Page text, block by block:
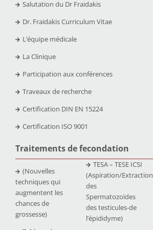
Salutation du Dr Fraidakis
Dr. Fraidakis Curriculum Vitae
L’équipe médicale
La Clinique
Participation aux conférences
Traveaux de recherche
Certification DIN EN 15224
Certification ISO 9001
Traitements de fecondation
(Nouvelles
techniques qui
augmentent les
chances de
grossesse)
TESA – TESE ICSI
(Aspiration/Extraction
des
Spermatozoïdes
des testicules-de
l’épididyme)